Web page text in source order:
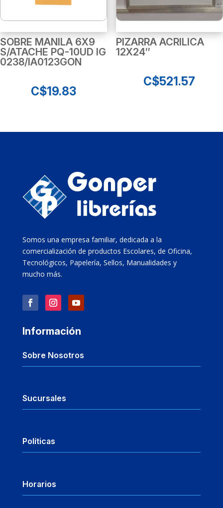
SOBRE MANILA 6X9
S/ATACHE PQ-10UD IG
0238/IA0123GON
C$19.83
PIZARRA ACRILICA
12X24″
C$521.57
Somos una empresa familiar, dedicada a la
comercialización de productos Escolares, de Oficina,
Tecnológicos, Papelería, Sellos, Manualidades y
mucho más.
Información
Sobre Nosotros
Sucursales
Políticas
Horarios